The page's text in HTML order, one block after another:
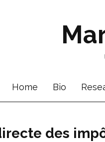
Home Bio
des